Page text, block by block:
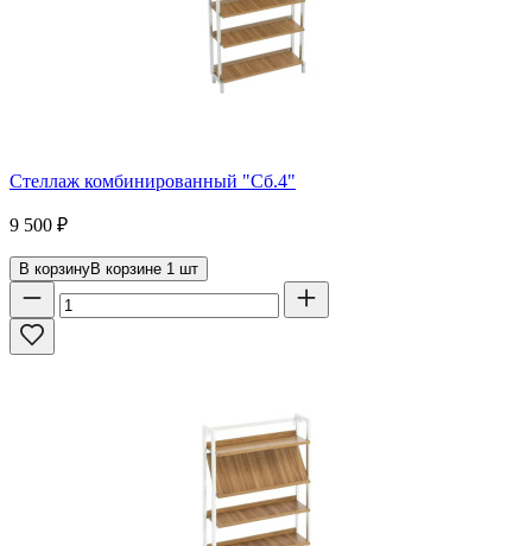
Стеллаж комбинированный "Сб.4"
9 500 ₽
В корзинуВ корзине 1 шт